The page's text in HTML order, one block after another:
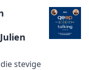
stevige